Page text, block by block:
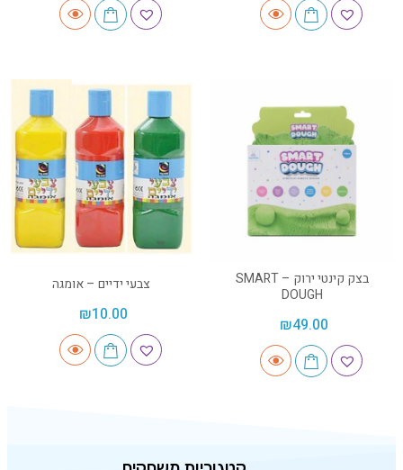
בצק קינטי ירוק – SMART
DOUGH
₪49.00
צבעי ידיים – אומגה
₪10.00